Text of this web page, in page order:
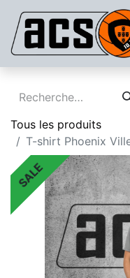
Tous les produits
T-shirt Phoenix
SALE